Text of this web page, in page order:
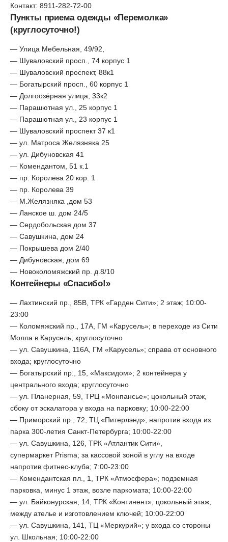
Контакт: 8911-282-72-00
Пункты приема одежды «Перемолка»
(круглосуточно!)
— Улица Мебельная, 49/92,
— Шуваловский просп., 74 корпус 1
— Шуваловский проспект, 88к1
— Богатырский просп., 60 корпус 1
— Долгоозёрная улица, 33к2
— Парашютная ул., 25 корпус 1
— Парашютная ул., 23 корпус 1
— Шуваловский проспект 37 к1
— ул. Матроса Желязняка 25
— ул. Дибуновская 41
— Комендантом, 51 к.1
— пр. Королева 20 кор. 1
— пр. Королева 39
— М.Желязняка ,дом 53
— Ланское ш. дом 24/5
— Сердобольская дом 37
— Савушкина, дом 24
— Покрышева дом 2/40
— Дибуновская, дом 69
— Новоколомяжский пр. д.8/10
Контейнеры «Спасибо!»
— Лахтинский пр., 85В, ТРК «Гарден Сити»; 2 этаж; 10:00-
23:00
— Коломяжский пр., 17А, ГМ «Карусель»; в переходе из Сити
Молла в Карусель; круглосуточно
— ул. Савушкина, 116А, ГМ «Карусель»; справа от основного
входа; круглосуточно
— Богатырский пр., 15, «Максидом»; 2 контейнера у
центрального входа; круглосуточно
— ул. Планерная, 59, ТРЦ «Монпансье»; цокольный этаж,
сбоку от эскалатора у входа на парковку; 10:00-22:00
— Приморский пр., 72, ТЦ «Питерлэнд»; напротив входа из
парка 300-летия Санкт-Петербурга; 10:00-22:00
— ул. Савушкина, 126, ТРК «Атлантик Сити»,
супермаркет Prisma; за кассовой зоной в углу на входе
напротив фитнес-клуба; 7:00-23:00
— Комендантская пл., 1, ТРК «Атмосфера»; подземная
парковка, минус 1 этаж, возле паркомата; 10:00-22:00
— ул. Байконурская, 14, ТРК «Континент»; цокольный этаж,
между ателье и изготовлением ключей; 10:00-22:00
— ул. Савушкина, 141, ТЦ «Меркурий»; у входа со стороны
ул. Школьная; 10:00-22:00